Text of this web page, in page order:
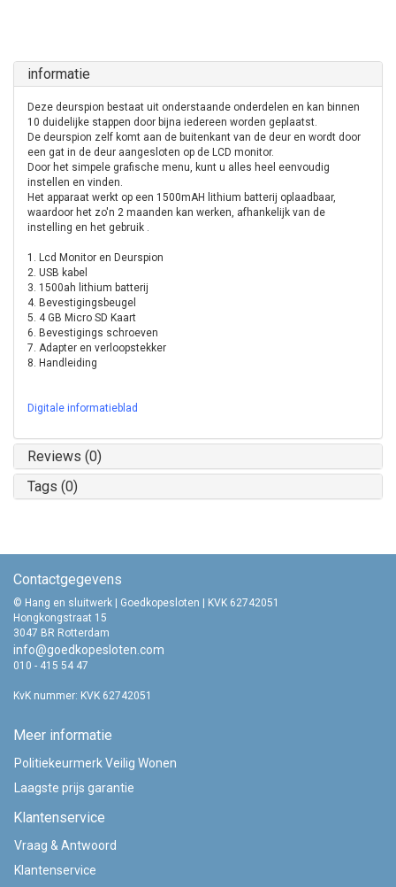
informatie
Deze deurspion bestaat uit onderstaande onderdelen en kan binnen
10 duidelijke stappen door bijna iedereen worden geplaatst.
De deurspion zelf komt aan de buitenkant van de deur en wordt door
een gat in de deur aangesloten op de LCD monitor.
Door het simpele grafische menu, kunt u alles heel eenvoudig
instellen en vinden.
Het apparaat werkt op een 1500mAH lithium batterij oplaadbaar,
waardoor het zo'n 2 maanden kan werken, afhankelijk van de
instelling en het gebruik .
1. Lcd Monitor en Deurspion
2. USB kabel
3. 1500ah lithium batterij
4. Bevestigingsbeugel
5. 4 GB Micro SD Kaart
6. Bevestigings schroeven
7. Adapter en verloopstekker
8. Handleiding
Digitale informatieblad
Reviews (0)
Tags (0)
Contactgegevens
© Hang en sluitwerk | Goedkopesloten | KVK 62742051
Hongkongstraat 15
3047 BR Rotterdam
info@goedkopesloten.com
010 - 415 54 47
KvK nummer: KVK 62742051
Meer informatie
Politiekeurmerk Veilig Wonen
Laagste prijs garantie
Klantenservice
Vraag & Antwoord
Klantenservice